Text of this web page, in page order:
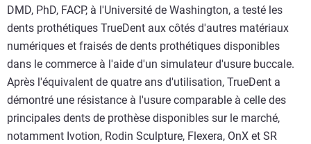
DMD, PhD, FACP, à l'Université de Washington, a testé les
dents prothétiques TrueDent aux côtés d'autres matériaux
numériques et fraisés de dents prothétiques disponibles
dans le commerce à l'aide d'un simulateur d'usure buccale.
Après l'équivalent de quatre ans d'utilisation, TrueDent a
démontré une résistance à l'usure comparable à celle des
principales dents de prothèse disponibles sur le marché,
notamment Ivotion, Rodin Sculpture, Flexera, OnX et SR